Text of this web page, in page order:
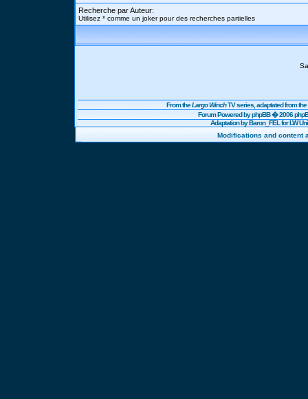
Recherche par Auteur:
Utilisez * comme un joker pour des recherches partielles
From theLargo WinchTV series, adaptated from
Forum Powered byphpBB� 2006
Adaptation by Baron_FEL for LW
Modifications and content